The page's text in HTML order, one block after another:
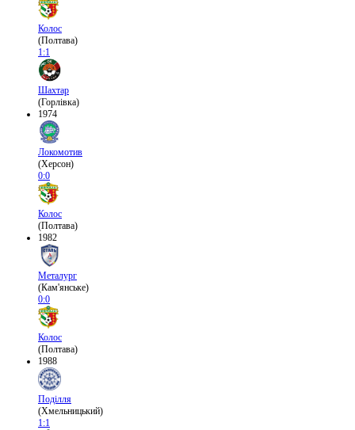
Колос
(Полтава)
1:1
Шахтар
(Горлівка)
1974
Локомотив
(Херсон)
0:0
Колос
(Полтава)
1982
Металург
(Кам'янське)
0:0
Колос
(Полтава)
1988
Поділля
(Хмельницький)
1:1